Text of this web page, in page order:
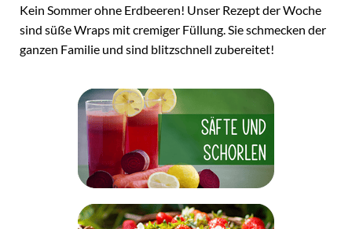
Kein Sommer ohne Erdbeeren! Unser Rezept der Woche
sind süße Wraps mit cremiger Füllung. Sie schmecken der
ganzen Familie und sind blitzschnell zubereitet!